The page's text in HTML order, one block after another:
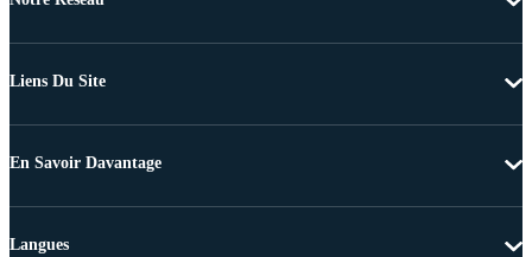
Liens Du Site
En Savoir Davantage
Langues